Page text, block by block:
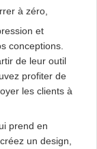
à zéro,
et
conceptions.
de leur outil
profiter de
les clients à
prend en
un design,